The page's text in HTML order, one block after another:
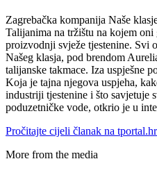
Zagrebačka kompanija Naše
Talijanima na tržištu na kojem
proizvodnji svježe tjestenine. Svi
Našeg klasja, pod brendom
talijanske takmace. Iza uspješne
Koja je tajna njegova uspjeha,
industriji tjestenine i što savjetuje
poduzetničke vode, otkrio je u
Pročitajte cijeli članak na tportal.hr
More from the media